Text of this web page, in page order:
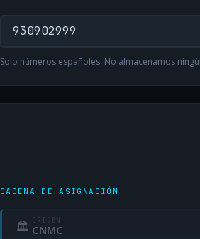
Solo números españoles. No almacenamos
CADENA DE ASIGNACIÓN
🏛 ORIGEN
CNMC